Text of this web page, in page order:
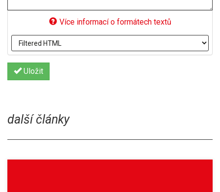
Více informací o formátech textů
Uložit
další články